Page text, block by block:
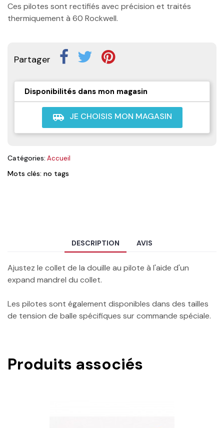
Ces pilotes sont rectifiés avec précision et traités
thermiquement à 60 Rockwell.
Partager
Disponibilités dans mon magasin
airport_shuttle JE CHOISIS MON MAGASIN
Catégories: Accueil
Mots clés: no tags
DESCRIPTION AVIS
Ajustez le collet de la douille au pilote à l'aide d'un
expand mandrel du collet.
Les pilotes sont également disponibles dans des tailles
de tension de balle spécifiques sur commande spéciale.
Produits associés